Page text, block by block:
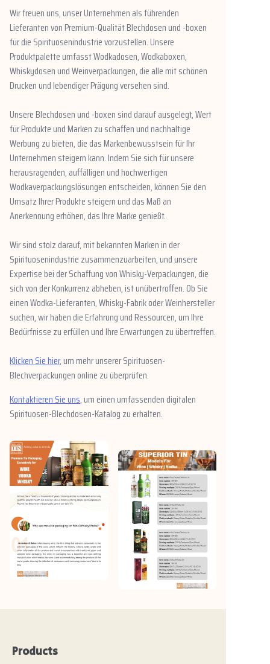
Wir freuen uns, unser Unternehmen als führenden
Lieferanten von Premium-Qualität Blechdosen und -boxen
für die Spirituosenindustrie vorzustellen. Unsere
Produktpalette umfasst Wodkadosen, Wodkaboxen,
Whiskydosen und Weinverpackungen, die alle mit schönen
Drucken und lebendiger Prägung versehen sind.
Unsere Blechdosen und -boxen sind darauf ausgelegt, Wert
für Produkte und Marken zu schaffen und nachhaltige
Werbung zu bieten, die das Markenbewusstsein für Ihr
Unternehmen steigern kann. Indem Sie sich für unsere
herausragenden, auffälligen und hochwertigen
Wodkaverpackungslösungen entscheiden, können Sie den
Umsatz Ihrer Produkte steigern und das Maß an
Anerkennung erhöhen, das Ihre Marke genießt.
Wir sind stolz darauf, mit bekannten Marken in der
Spirituosenindustrie zusammenzuarbeiten, und unsere
Expertise bei der Schaffung von Whisky-Verpackungen, die
sich von der Konkurrenz abheben, ist unübertroffen. Ob Sie
einen Wodka-Lieferanten, Whisky-Fabrik oder Weinhersteller
suchen, wir haben die Erfahrung und Ressourcen, um Ihre
Bedürfnisse zu erfüllen und Ihre Erwartungen zu übertreffen.
Klicken Sie hier, um mehr unserer Spirituosen-
Blechverpackungen online zu überprüfen.
Kontaktieren Sie uns, um einen umfassenden digitalen
Spirituosen-Blechdosen-Katalog zu erhalten.
Products